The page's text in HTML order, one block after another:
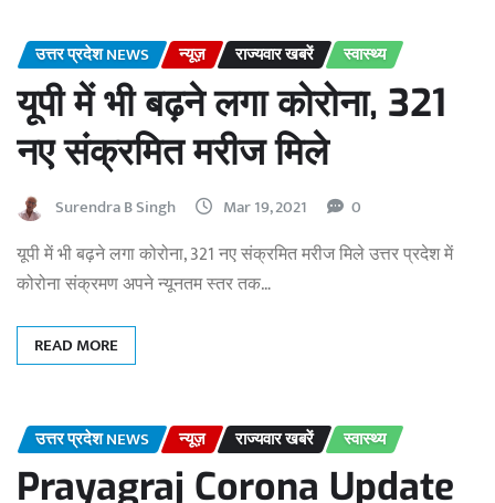
उत्तर प्रदेश NEWS न्यूज़ राज्यवार खबरें स्वास्थ्य
यूपी में भी बढ़ने लगा कोरोना, 321
नए संक्रमित मरीज मिले
Surendra B Singh Mar 19, 2021 0
यूपी में भी बढ़ने लगा कोरोना, 321 नए संक्रमित मरीज मिले उत्तर प्रदेश में
कोरोना संक्रमण अपने न्यूनतम स्तर तक…
READ MORE
उत्तर प्रदेश NEWS न्यूज़ राज्यवार खबरें स्वास्थ्य
Prayagraj Corona Update